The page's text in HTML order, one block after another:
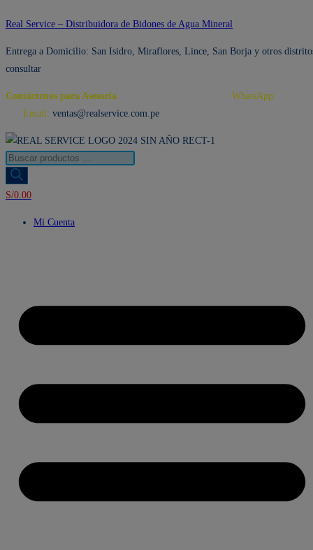
Ir
contenido
Real Service – Distribuidora de Bidones de Agua Mineral
Entrega a Domicilio: San Isidro, Miraflores, Lince, San Borja y otros
consultar
Contáctenos para Asesoría WhatsApp:
Email: ventas@realservice.com.pe
Búsqueda
de
productos
S/0.00
Mi Cuenta